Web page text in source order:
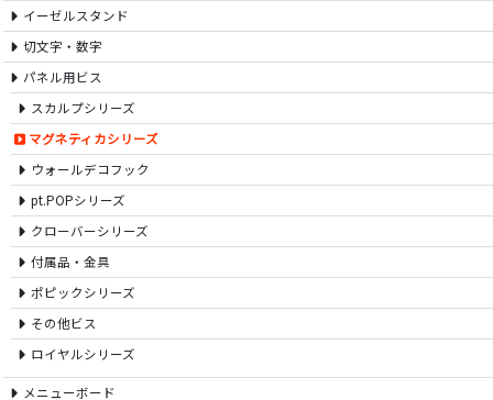
イーゼルスタンド
切文字・数字
パネル用ビス
スカルプシリーズ
マグネティカシリーズ
ウォールデコフック
pt.POPシリーズ
クローバーシリーズ
付属品・金具
ポピックシリーズ
その他ビス
ロイヤルシリーズ
メニューボード